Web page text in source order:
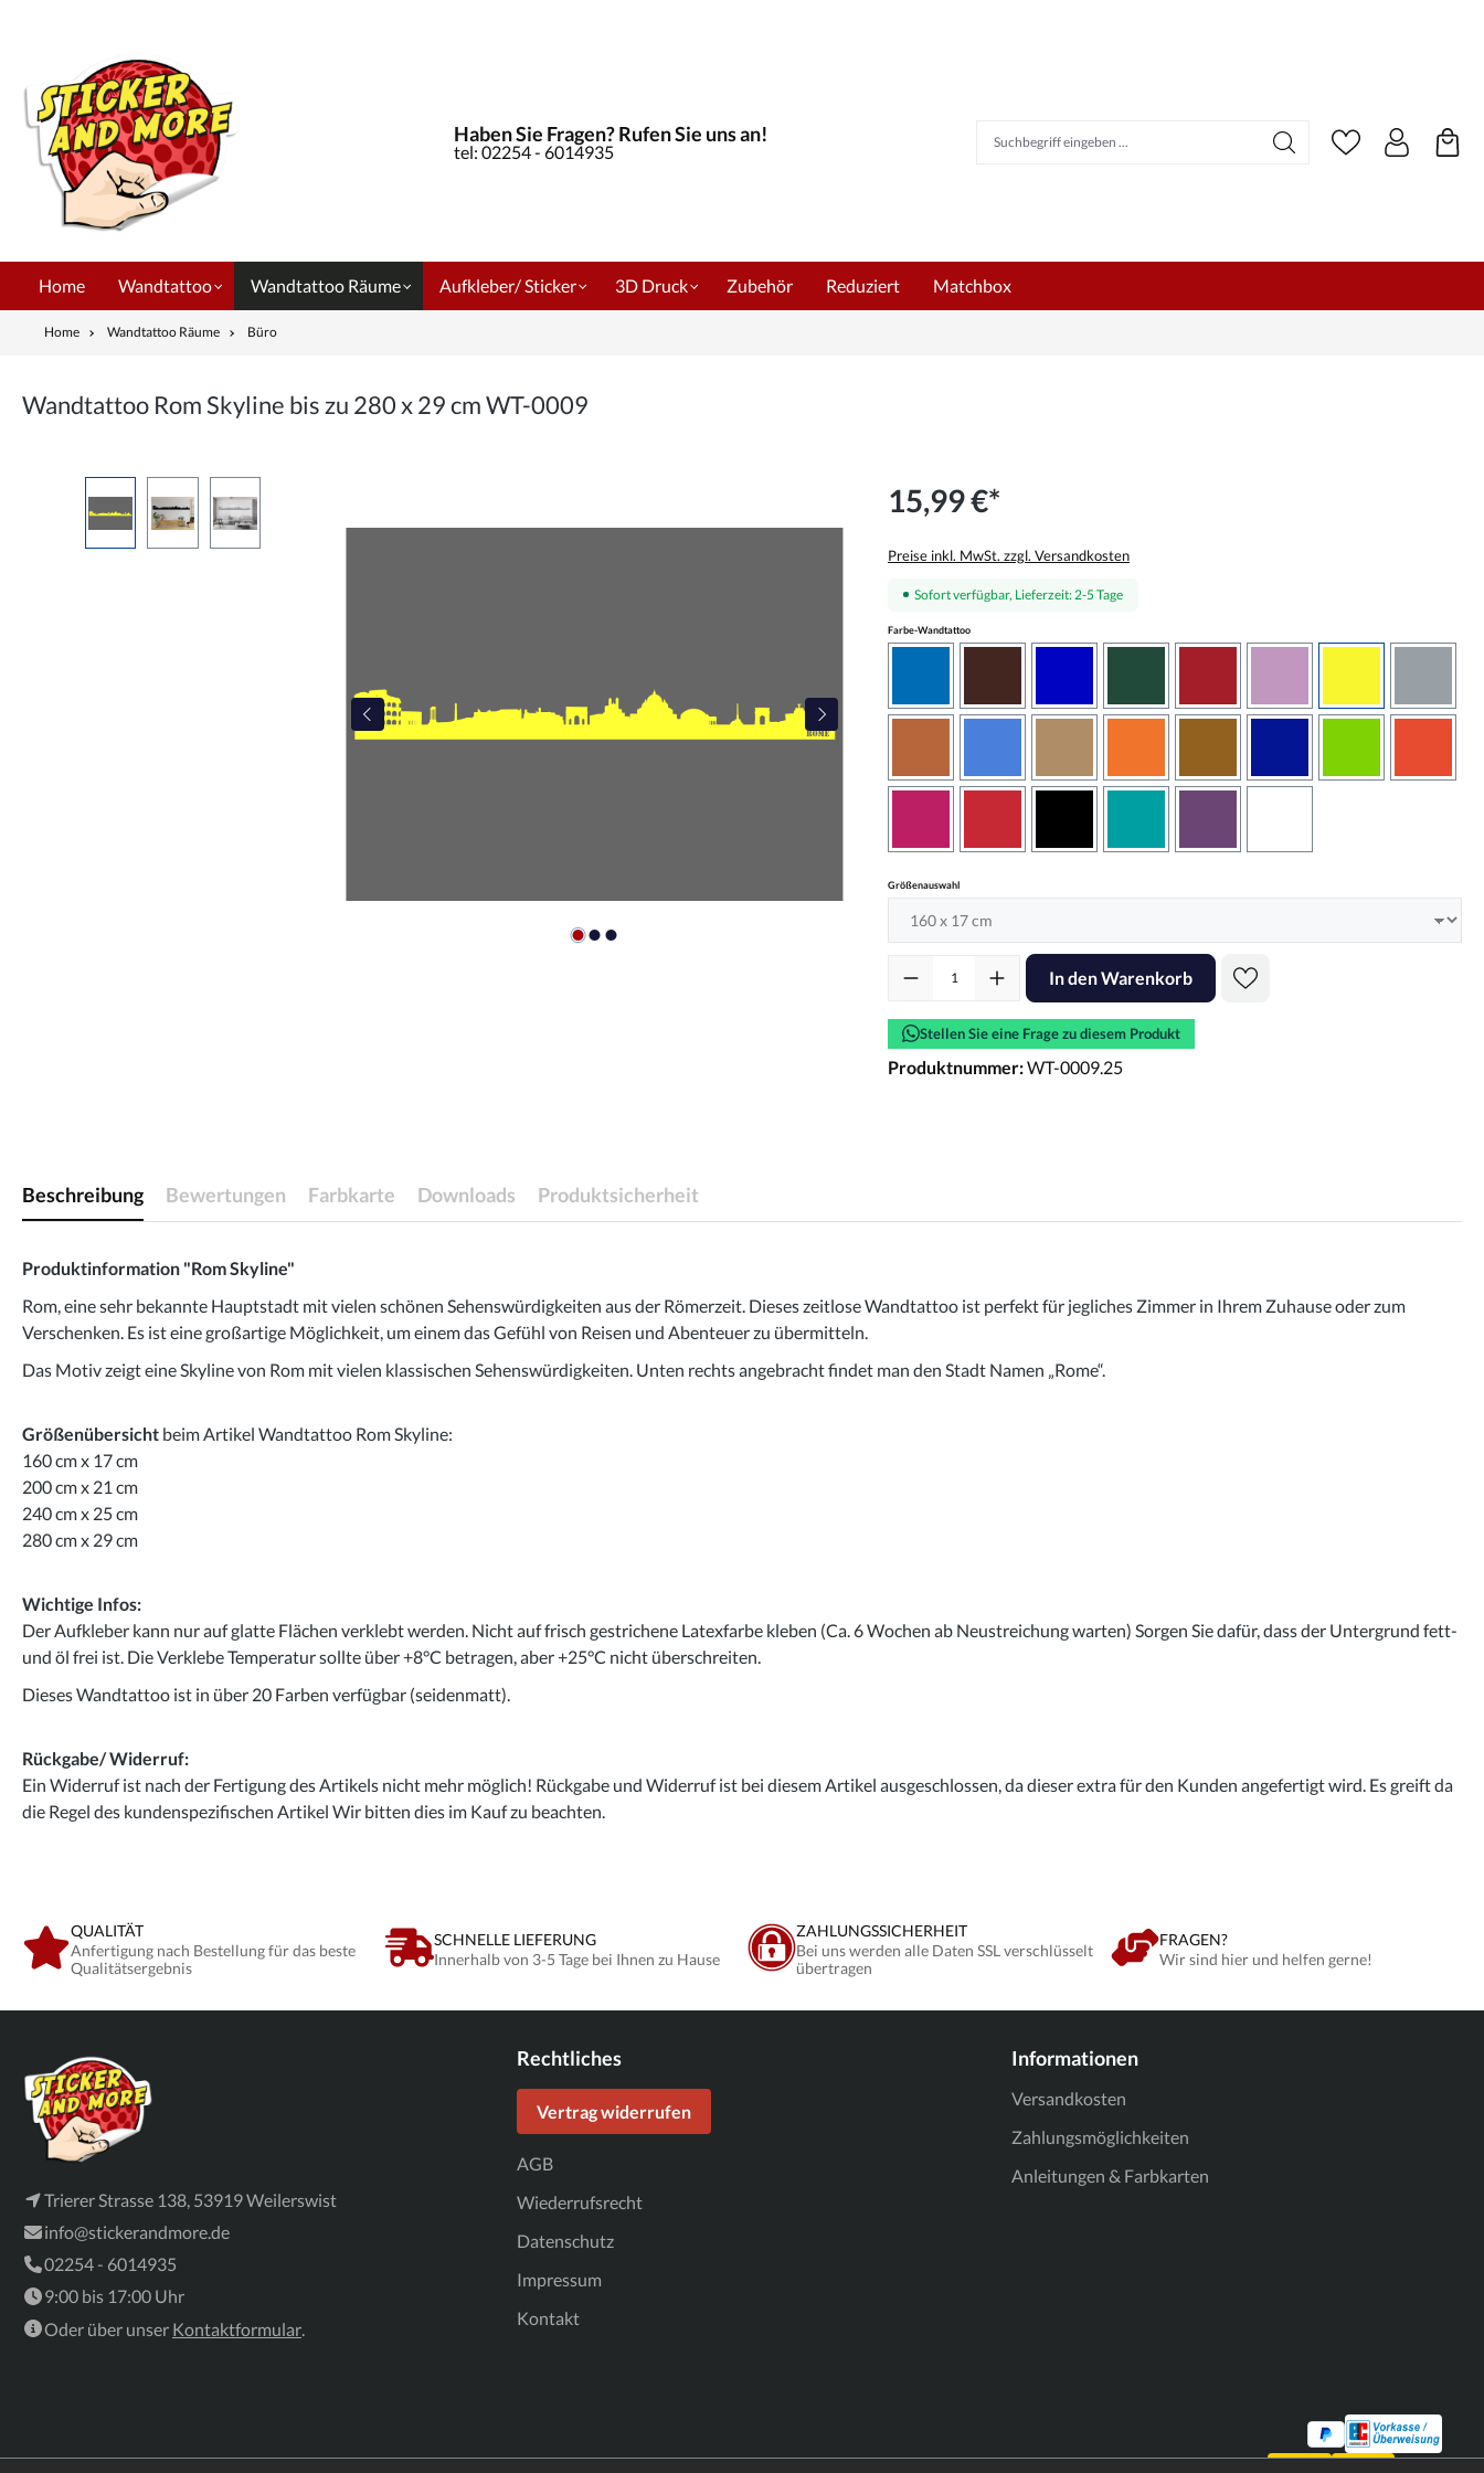
Haben Sie Fragen? Rufen Sie uns an!
tel: 02254 - 6014935
Home Wandtattoo Wandtattoo Räume Aufkleber/ Sticker 3D Druck Zubehör Reduziert Matchbox
Home Wandtattoo Räume Büro
Wandtattoo Rom Skyline bis zu 280 x 29 cm WT-0009
15,99 €*
Preise inkl. MwSt. zzgl. Versandkosten
Sofort verfügbar, Lieferzeit: 2-5 Tage
Farbe-Wandtattooauswählen
Größenauswahlauswählen
Produkt Anzahl: Gib den gewünschten Wert ein oder benutze die Schaltflächen
In den Warenkorb
Stellen Sie eine Frage zu diesem Produkt
Produktnummer:WT-0009.25
Beschreibung Bewertungen Farbkarte Downloads Produktsicherheit
Produktinformation "Rom Skyline"
Rom, eine sehr bekannte Hauptstadt mit vielen schönen Sehenswürdigkeiten aus der Römerzeit. Dieses zeitlose Wandtattoo ist perfekt für jegliches Zimmer in Ihrem Zuhause oder zum
Verschenken. Es ist eine großartige Möglichkeit, um einem das Gefühl von Reisen und Abenteuer zu übermitteln.
Das Motiv zeigt eine Skyline von Rom mit vielen klassischen Sehenswürdigkeiten. Unten rechts angebracht findet man den Stadt Namen „Rome“.
Größenübersicht beim Artikel Wandtattoo Rom Skyline:
160 cm x 17 cm
200 cm x 21 cm
240 cm x 25 cm
280 cm x 29 cm
Wichtige Infos:
Der Aufkleber kann nur auf glatte Flächen verklebt werden. Nicht auf frisch gestrichene Latexfarbe kleben (Ca. 6 Wochen ab Neustreichung warten) Sorgen Sie dafür, dass der Untergrund fett-
und öl frei ist. Die Verklebe Temperatur sollte über +8°C betragen, aber +25°C nicht überschreiten.
Dieses Wandtattoo ist in über 20 Farben verfügbar (seidenmatt).
Rückgabe/ Widerruf:
Ein Widerruf ist nach der Fertigung des Artikels nicht mehr möglich! Rückgabe und Widerruf ist bei diesem Artikel ausgeschlossen, da dieser extra für den Kunden angefertigt wird. Es greift da
die Regel des kundenspezifischen Artikel Wir bitten dies im Kauf zu beachten.
QUALITÄT
Anfertigung nach Bestellung für das beste
Qualitätsergebnis
SCHNELLE LIEFERUNG
Innerhalb von 3-5 Tage bei Ihnen zu Hause
ZAHLUNGSSICHERHEIT
Bei uns werden alle Daten SSL verschlüsselt
übertragen
FRAGEN?
Wir sind hier und helfen gerne!
Trierer Strasse 138, 53919 Weilerswist
info@stickerandmore.de
02254 - 6014935
9:00 bis 17:00 Uhr
Oder über unser Kontaktformular.
Rechtliches
Vertrag widerrufen
AGB
Wiederrufsrecht
Datenschutz
Impressum
Kontakt
Informationen
Versandkosten
Zahlungsmöglichkeiten
Anleitungen & Farbkarten